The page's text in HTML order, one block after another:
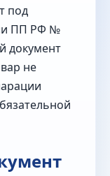
под
ПП РФ №
документ
не